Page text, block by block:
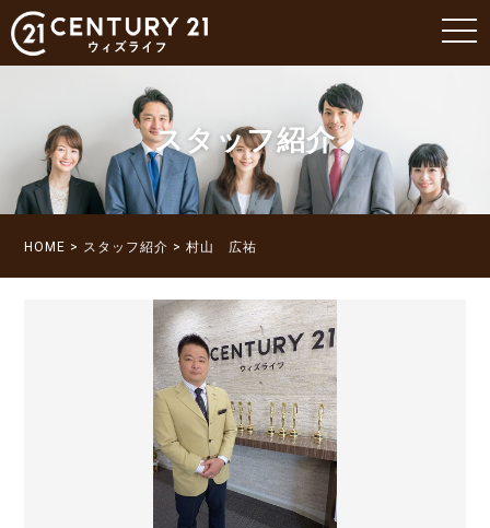
toggle
スタッフ紹介
HOME スタッフ紹介 村山 広祐